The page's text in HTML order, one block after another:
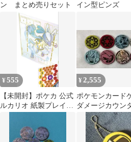
ン まとめ売りセット
イン型ピンズ
¥555
【未開封】ポケカ 公式
ルカリオ 紙製プレイマ
¥ 2,555
ポケモンカード
ダメージカウン
イン 8枚セット